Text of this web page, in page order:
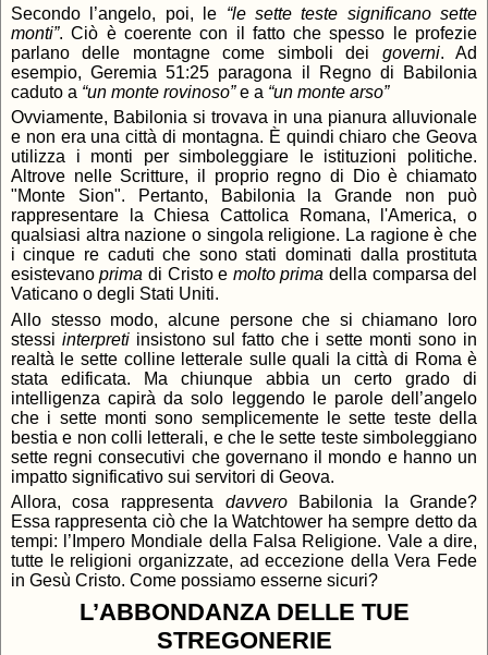
Secondo l’angelo, poi, le “le sette teste significano sette
monti”. Ciò è coerente con il fatto che spesso le profezie
parlano delle montagne come simboli dei governi. Ad
esempio, Geremia 51:25 paragona il Regno di Babilonia
caduto a “un monte rovinoso”e a “un monte arso”
Ovviamente, Babilonia si trovava in una pianura alluvionale
e non era una città di montagna. È quindi chiaro che Geova
utilizza i monti per simboleggiare le istituzioni politiche.
Altrove nelle Scritture, il proprio regno di Dio è chiamato
"Monte Sion". Pertanto, Babilonia la Grande non può
rappresentare la Chiesa Cattolica Romana, l'America, o
qualsiasi altra nazione o singola religione. La ragione è che
i cinque re caduti che sono stati dominati dalla prostituta
esistevanoprima di Cristo e molto prima della comparsa del
Vaticano o degli Stati Uniti.
Allo stesso modo, alcune persone che si chiamano loro
stessi interpretiinsistono sul fatto che i sette monti sono in
realtà le sette colline letterale sulle quali la città di Roma è
stata edificata. Ma chiunque abbia un certo grado di
intelligenza capirà da solo leggendo le parole dell’angelo
che i sette monti sono semplicemente le sette teste della
bestia e non colli letterali, e che le sette teste simboleggiano
sette regni consecutivi che governano il mondo e hanno un
impatto significativo sui servitori di Geova.
Allora, cosa rappresenta davveroBabilonia la Grande?
Essa rappresenta ciò che la Watchtower ha sempre detto da
tempi: l’Impero Mondiale della Falsa Religione. Vale a dire,
tutte le religioni organizzate, ad eccezione della Vera Fede
in Gesù Cristo. Come possiamo esserne sicuri?
L’ABBONDANZA DELLE TUE
STREGONERIE